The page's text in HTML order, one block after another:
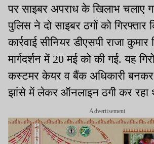
पर साइबर अपराध के खिलाभ चलाए
पुलिस ने दो साइबर ठगों को गिरफ्तार
कार्रवाई सीनियर डीएसपी राजा कुमार
मार्गदर्शन में 20 मई को की गई. यह
कस्टमर केयर व बैंक अधिकारी बनकर
झांसे में लेकर ऑनलाइन ठगी कर रहा
Advertisement